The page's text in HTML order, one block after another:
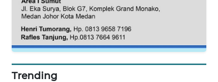
Trending
LISTRIK
WAHANA
TRAVEL
WAHANA
TV